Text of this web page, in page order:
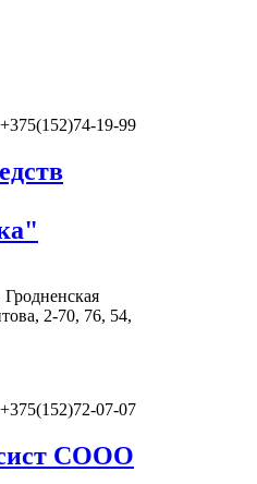
+375(152)74-19-99
Гродненская
2-70, 76, 54,
+375(152)72-07-07
СООО